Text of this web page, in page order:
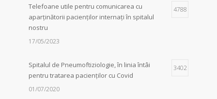
Iluminarea în roșu a unor clădiri
emblematice din Sibiu a marcat, în mod
simbolic, solidaritatea autorităților locale în
lupta împotriva tuberculozei, de Ziua
1
06/04/2026
Telefoane utile pentru comunicarea cu
aparținătorii pacienților internați în spitalul
nostru
4788
17/05/2023
Spitalul de Pneumoftiziologie, în linia întâi
pentru tratarea pacienților cu Covid
3402
01/07/2020